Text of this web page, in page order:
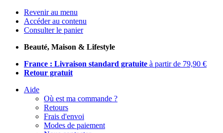
Revenir au menu
Accéder au contenu
Consulter le panier
Beauté, Maison & Lifestyle
France : Livraison standard gratuite à partir de 79,90 €
Retour gratuit
Aide
Où est ma commande ?
Retours
Frais d'envoi
Modes de paiement